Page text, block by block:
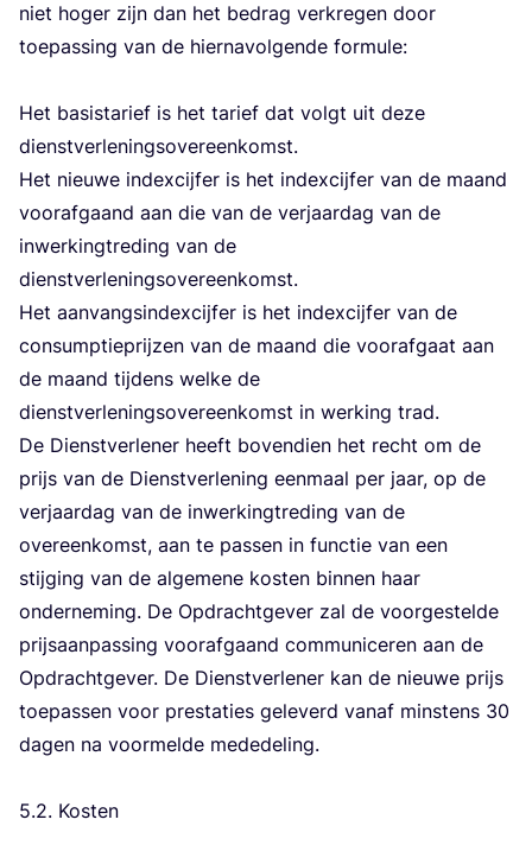
niet hoger zijn dan het bedrag ver­kre­gen door
toe­pas­sing van de hier­na­vol­gen­de for­mu­le:
Het basis­ta­rief is het tarief dat volgt uit deze
dienst­ver­le­nings­over­een­komst.
Het nieu­we index­cij­fer is het index­cij­fer van de maand
voor­af­gaand aan die van de ver­jaar­dag van de
inwer­king­tre­ding van de
dienst­ver­le­nings­over­een­komst.
Het aan­vangs­in­dex­cij­fer is het index­cij­fer van de
con­sump­tie­prij­zen van de maand die voor­af­gaat aan
de maand tij­dens wel­ke de
dienst­ver­le­nings­over­een­komst in wer­king trad.
De Dienst­ver­le­ner heeft boven­dien het recht om de
prijs van de Dienst­ver­le­ning een­maal per jaar, op de
ver­jaar­dag van de inwer­king­tre­ding van de
over­een­komst, aan te pas­sen in func­tie van een
stij­ging van de alge­me­ne kos­ten bin­nen haar
onder­ne­ming. De Opdracht­ge­ver zal de voor­ge­stel­de
prijs­aan­pas­sing voor­af­gaand com­mu­ni­ce­ren aan de
Opdracht­ge­ver. De Dienst­ver­le­ner kan de nieu­we prijs
toe­pas­sen voor pres­ta­ties gele­verd van­af min­stens 30
dagen na voor­mel­de mede­de­ling.
5.2. Kos­ten